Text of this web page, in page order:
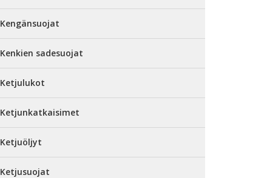
Kengänsuojat
Kenkien sadesuojat
Ketjulukot
Ketjunkatkaisimet
Ketjuöljyt
Ketjusuojat